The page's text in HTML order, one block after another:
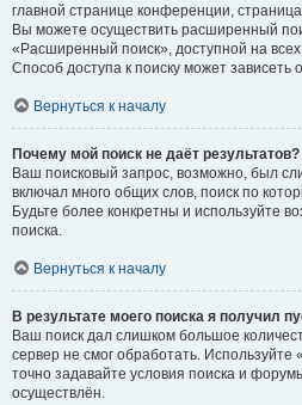
главной странице конференции,
Вы можете осуществить расширенный
«Расширенный поиск», доступной на
Способ доступа к поиску может зависеть
Вернуться к началу
Почему мой поиск не даёт результатов?
Ваш поисковый запрос, возможно, был
включал много общих слов, поиск по
Будьте более конкретны и используйте
поиска.
Вернуться к началу
В результате моего поиска я получил
Ваш поиск дал слишком большое
сервер не смог обработать.
точно задавайте условия поиска и
осуществлён.